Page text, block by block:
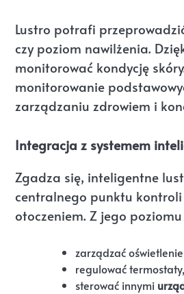
Lustro potrafi
czy poziom nawilżenia.
monitorować kondycję
monitorowanie
zarządzaniu zdrowiem i
Integracja z systemem
Zgadza się, inteligentne
centralnego punktu
otoczeniem. Z jego
zarządzać
regulować termostaty,
sterować innymi